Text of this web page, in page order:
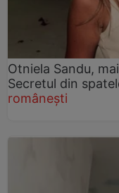
Otniela Sandu,
Secretul din
românești